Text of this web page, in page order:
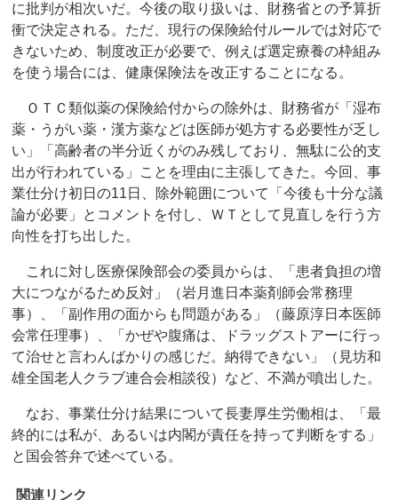
に批判が相次いだ。今後の取り扱いは、財務省との予算折
衝で決定される。ただ、現行の保険給付ルールでは対応で
きないため、制度改正が必要で、例えば選定療養の枠組み
を使う場合には、健康保険法を改正することになる。
ＯＴＣ類似薬の保険給付からの除外は、財務省が「湿布
薬・うがい薬・漢方薬などは医師が処方する必要性が乏し
い」「高齢者の半分近くがのみ残しており、無駄に公的支
出が行われている」ことを理由に主張してきた。今回、事
業仕分け初日の11日、除外範囲について「今後も十分な議
論が必要」とコメントを付し、ＷＴとして見直しを行う方
向性を打ち出した。
これに対し医療保険部会の委員からは、「患者負担の増
大につながるため反対」（岩月進日本薬剤師会常務理
事）、「副作用の面からも問題がある」（藤原淳日本医師
会常任理事）、「かぜや腹痛は、ドラッグストアーに行っ
て治せと言わんばかりの感じだ。納得できない」（見坊和
雄全国老人クラブ連合会相談役）など、不満が噴出した。
なお、事業仕分け結果について長妻厚生労働相は、「最
終的には私が、あるいは内閣が責任を持って判断をする」
と国会答弁で述べている。
関連リンク